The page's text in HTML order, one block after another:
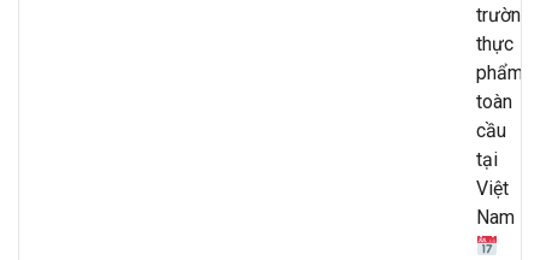
trường
thực
phẩm
toàn
cầu
tại
Việt
Nam